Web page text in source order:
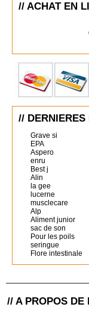
// ACHAT EN
// DERNIERES
Grave si
EPA
Aspero
enru
Best j
Alin
la gee
lucerne
musclecare
Alp
Aliment junior
sac de son
Pour les poils
seringue
Flore intestinale
// A PROPOS DE